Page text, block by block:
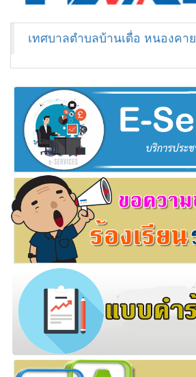
เทศบาลตำบลบ้านเดื่อ หนองคาย